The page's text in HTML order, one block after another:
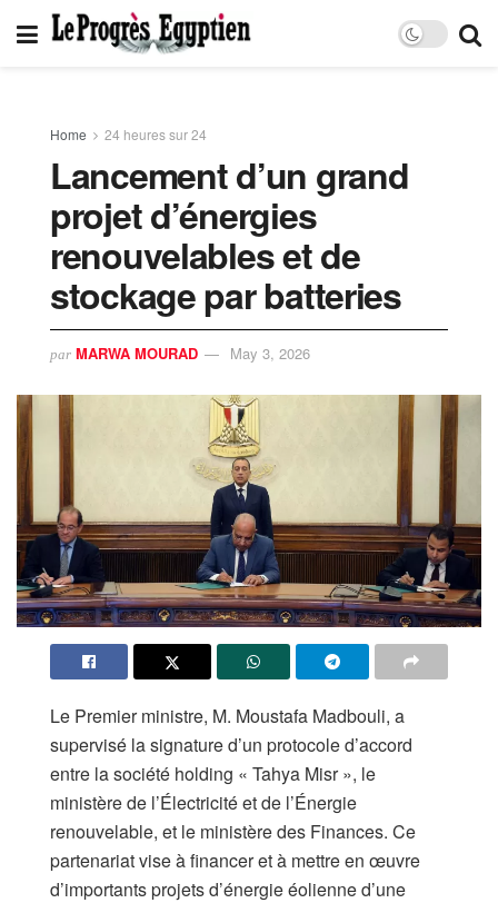
Home 24 heures sur 24
Lancement d’un grand
projet d’énergies
renouvelables et de
stockage par batteries
par MARWA MOURAD May 3, 2026
Le Premier ministre, M. Moustafa Madbouli, a
supervisé la signature d’un protocole d’accord
entre la société holding « Tahya Misr », le
ministère de l’Électricité et de l’Énergie
renouvelable, et le ministère des Finances. Ce
partenariat vise à financer et à mettre en œuvre
d’importants projets d’énergie éolienne d’une